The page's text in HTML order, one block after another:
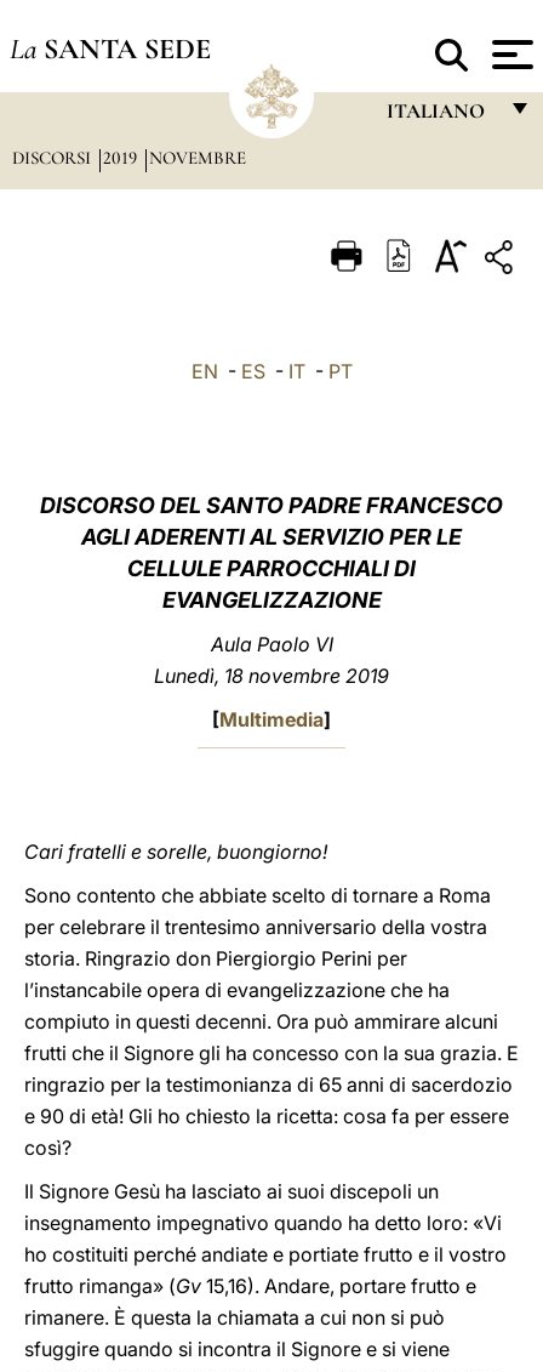
La SANTA SEDE
ITALIANO
ITALIANO
中文
LATINE
DISCORSI 2019 NOVEMBRE
EN - ES- IT- PT
DISCORSO DEL SANTO PADRE FRANCESCO
AGLI ADERENTI AL SERVIZIO PER LE
CELLULE PARROCCHIALI DI
EVANGELIZZAZIONE
Aula Paolo VI
Lunedì, 18 novembre 2019
[Multimedia]
Cari fratelli e sorelle, buongiorno!
Sono contento che abbiate scelto di tornare a Roma
per celebrare il trentesimo anniversario della vostra
storia. Ringrazio don Piergiorgio Perini per
l’instancabile opera di evangelizzazione che ha
compiuto in questi decenni. Ora può ammirare alcuni
frutti che il Signore gli ha concesso con la sua grazia. E
ringrazio per la testimonianza di 65 anni di sacerdozio
e 90 di età! Gli ho chiesto la ricetta: cosa fa per essere
così?
Il Signore Gesù ha lasciato ai suoi discepoli un
insegnamento impegnativo quando ha detto loro: «Vi
ho costituiti perché andiate e portiate frutto e il vostro
frutto rimanga» (Gv 15,16). Andare, portare frutto e
rimanere. È questa la chiamata a cui non si può
sfuggire quando si incontra il Signore e si viene